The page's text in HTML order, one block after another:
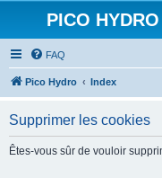
PICO
FAQ
Pico Hydro Index
Supprimer les cookies
Êtes-vous sûr de vouloir